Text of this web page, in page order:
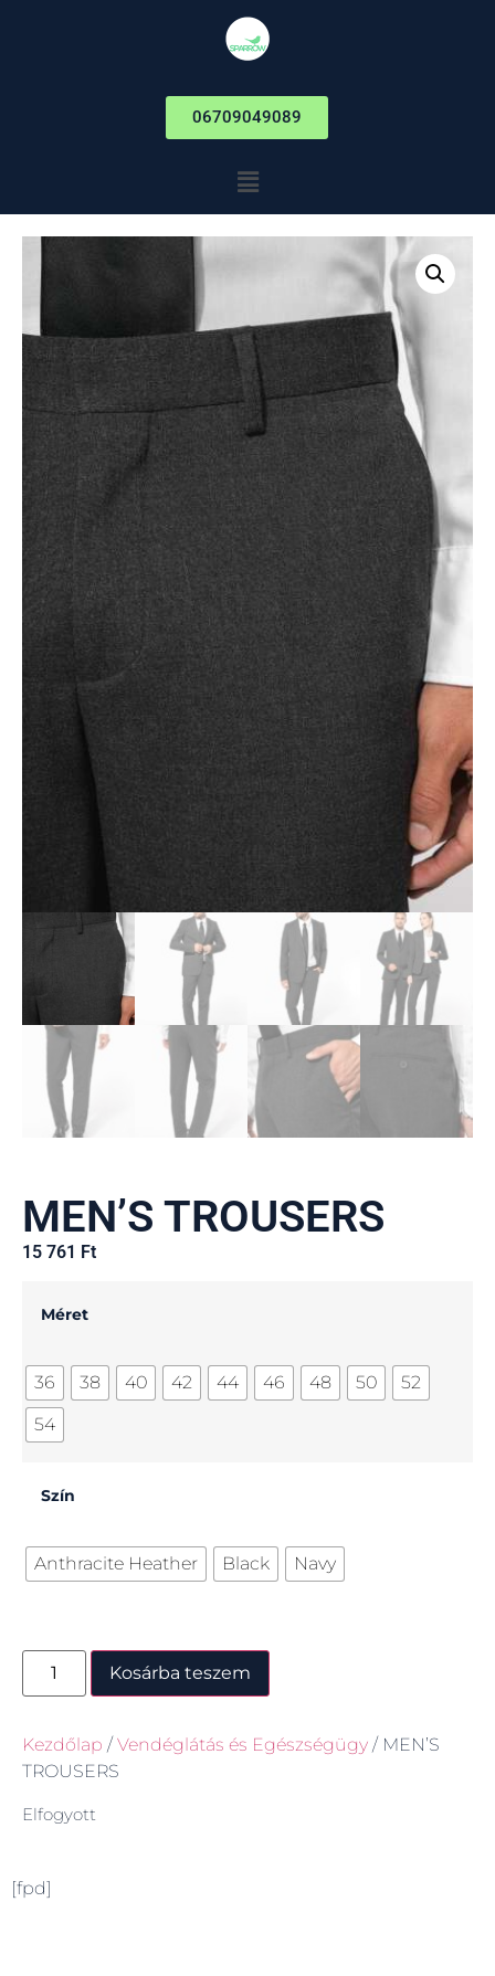
06709049089
MEN’S TROUSERS
15 761 Ft
Méret
36 38 40 42 44 46 48 50
52
54
Szín
Anthracite Heather Black Navy
Kosárba teszem
Kezdőlap /Vendéglátás és Egészségügy / MEN’S
TROUSERS
Elfogyott
[fpd]